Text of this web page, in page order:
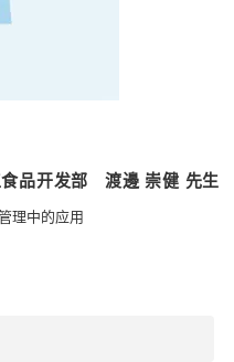
品开发部
渡邊 崇健 先生
理中的应用